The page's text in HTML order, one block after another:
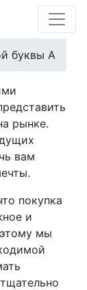
буквы А
рынке.
вам
покупка
и
мы